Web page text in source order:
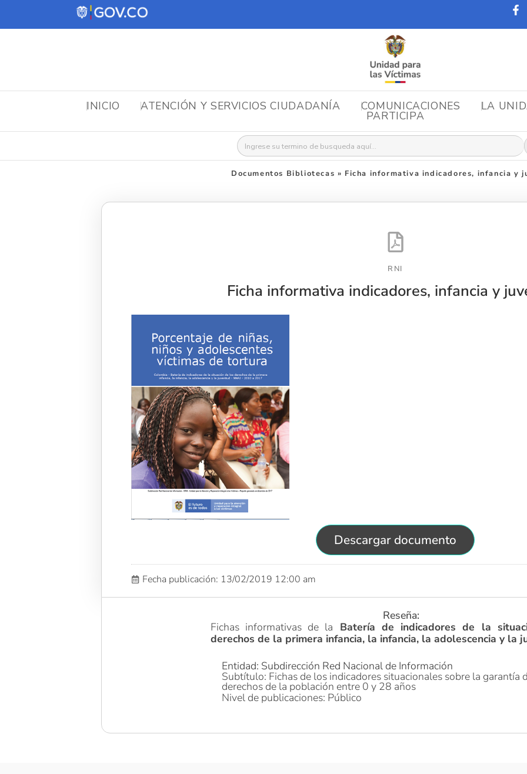
INICIO ATENCIÓN Y SERVICIOS CIUDADANÍA COMUNICACIONES LA
PARTICIPA
Buscar:
Documentos Bibliotecas » Ficha informativa indicadores, infancia y
RNI
Ficha informativa indicadores, infancia y
Descargar documento
Fecha publicación: 13/02/2019 12:00 am
Reseña:
Fichas informativas de la Batería de indicadores de la
derechos de la primera infancia, la infancia, la adolescencia y la
Entidad: Subdirección Red Nacional de Información
Subtítulo: Fichas de los indicadores situacionales sobre la garantía
derechos de la población entre 0 y 28 años
Nivel de publicaciones: Público